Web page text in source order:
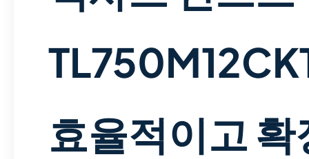
효율적이고 확